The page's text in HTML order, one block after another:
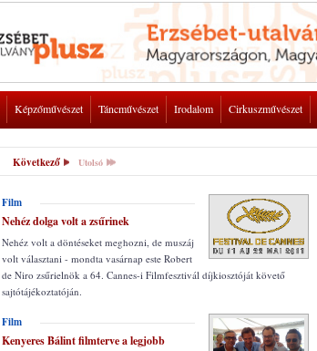
Képzőművészet Táncművészet Irodalom Cirkuszművészet
Következő Utolsó
Film
Nehéz dolga volt a zsűrinek
Nehéz volt a döntéseket meghozni, de muszáj
volt választani - mondta vasárnap este Robert
de Niro zsűrielnök a 64. Cannes-i Filmfesztivál díjkiosztóját követő
sajtótájékoztatóján.
Film
Kenyeres Bálint filmterve a legjobb